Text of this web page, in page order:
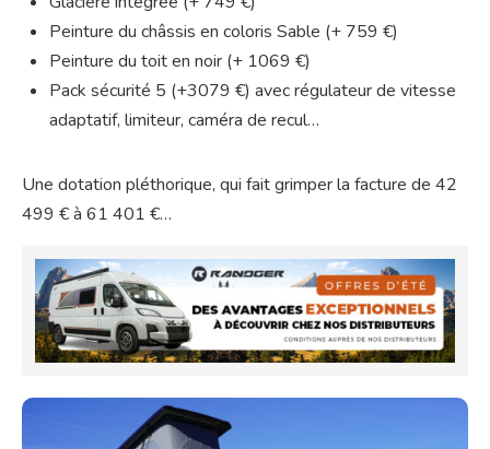
Peinture du châssis en coloris Sable (+ 759 €)
Peinture du toit en noir (+ 1069 €)
Pack sécurité 5 (+3079 €) avec régulateur de vitesse
adaptatif, limiteur, caméra de recul…
Une dotation pléthorique, qui fait grimper la facture de 42
499 € à 61 401 €…